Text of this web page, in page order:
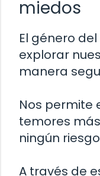
miedos
El género
explorar
manera
Nos permite
temores
ningún
A través de